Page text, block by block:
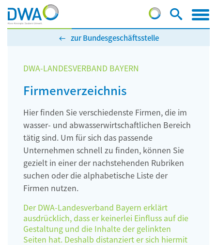
zur Bundesgeschäftsstelle
DWA-LANDESVERBAND BAYERN
Firmenverzeichnis
Hier finden Sie verschiedenste Firmen, die im
wasser- und abwasserwirtschaftlichen Bereich
tätig sind. Um für sich das passende
Unternehmen schnell zu finden, können Sie
gezielt in einer der nachstehenden Rubriken
suchen oder die alphabetische Liste der
Firmen nutzen.
Der DWA-Landesverband Bayern erklärt
ausdrücklich, dass er keinerlei Einfluss auf die
Gestaltung und die Inhalte der gelinkten
Seiten hat. Deshalb distanziert er sich hiermit